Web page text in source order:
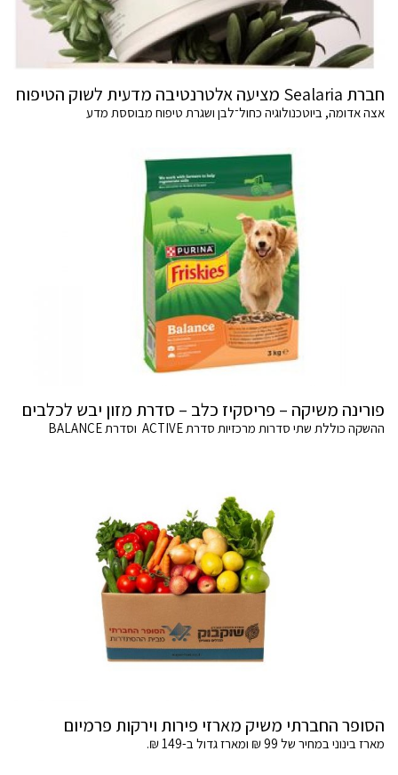
חברת Sealaria מציעה אלטרנטיבה מדעית לשוק הטיפוח
אצה אדומה, ביוטכנולוגיה כחול־לבן ושגרת טיפוח מבוססת מדע
פורינה משיקה – פריסקיז כלב – סדרת מזון יבש לכלבים
ההשקה כוללת שתי סדרות מרכזיות סדרת ACTIVE וסדרת BALANCE
הסופר החברתי משיק מארזי פירות וירקות פרמיום
מארז בינוני במחיר של 99 ₪ ומארז גדול ב-149 ₪.